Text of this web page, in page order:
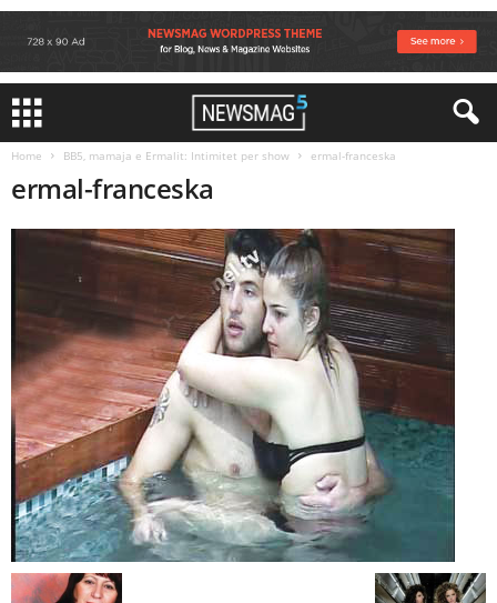
Home BB5, mamaja e Ermalit: Intimitet per show ermal-franceska
ermal-franceska